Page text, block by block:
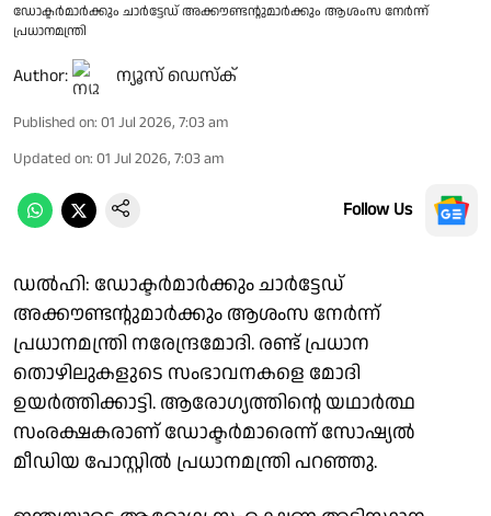
ഡോക്ടർമാർക്കും ചാർട്ടേഡ് അക്കൗണ്ടൻ്റുമാർക്കും ആശംസ നേർന്ന്
പ്രധാനമന്ത്രി
Author: ന്യൂസ് ഡെസ്ക്
Published on: 01 Jul 2026, 7:03 am
Updated on: 01 Jul 2026, 7:03 am
Follow Us
ഡൽഹി: ഡോക്ടർമാർക്കും ചാർട്ടേഡ്
അക്കൗണ്ടൻ്റുമാർക്കും ആശംസ നേർന്ന്
പ്രധാനമന്ത്രി നരേന്ദ്രമോദി. രണ്ട് പ്രധാന
തൊഴിലുകളുടെ സംഭാവനകളെ മോദി
ഉയർത്തിക്കാട്ടി. ആരോഗ്യത്തിൻ്റെ യഥാർത്ഥ
സംരക്ഷകരാണ് ഡോക്ടർമാരെന്ന് സോഷ്യൽ
മീഡിയ പോസ്റ്റിൽ പ്രധാനമന്ത്രി പറഞ്ഞു.